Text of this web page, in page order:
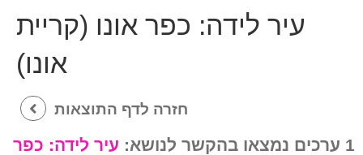
עיר לידה: כפר אונו (קריית
אונו)
חזרה לדף התוצאות
1 ערכים נמצאו בהקשר לנושא: עיר לידה: כפר